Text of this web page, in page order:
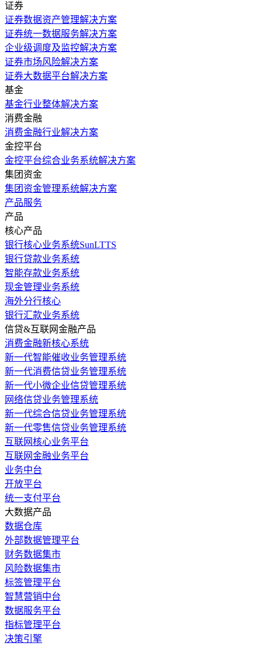
证券
证券数据资产管理解决方案
证券统一数据服务解决方案
企业级调度及监控解决方案
证券市场风险解决方案
证券大数据平台解决方案
基金
基金行业整体解决方案
消费金融
消费金融行业解决方案
金控平台
金控平台综合业务系统解决方案
集团资金
集团资金管理系统解决方案
产品服务
产品
核心产品
银行核心业务系统SunLTTS
银行贷款业务系统
智能存款业务系统
现金管理业务系统
海外分行核心
银行汇款业务系统
信贷&互联网金融产品
消费金融新核心系统
新一代智能催收业务管理系统
新一代消费信贷业务管理系统
新一代小微企业信贷管理系统
网络信贷业务管理系统
新一代综合信贷业务管理系统
新一代零售信贷业务管理系统
互联网核心业务平台
互联网金融业务平台
业务中台
开放平台
统一支付平台
大数据产品
数据仓库
外部数据管理平台
财务数据集市
风险数据集市
标签管理平台
智慧营销中台
数据服务平台
指标管理平台
决策引擎